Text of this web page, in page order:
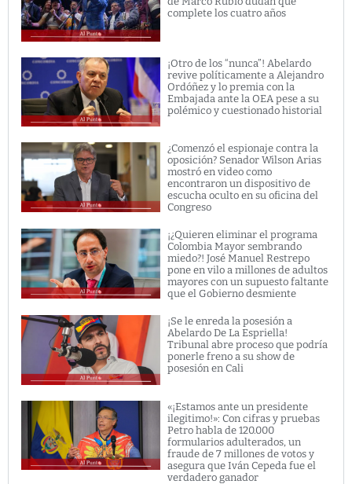
complete los cuatro años
¡Otro de los “nunca”! Abelardo
revive políticamente a Alejandro
Ordóñez y lo premia con la
Embajada ante la OEA pese a su
polémico y cuestionado historial
¿Comenzó el espionaje contra la
oposición? Senador Wilson Arias
mostró en video como
encontraron un dispositivo de
escucha oculto en su oficina del
Congreso
¡¿Quieren eliminar el programa
Colombia Mayor sembrando
miedo?! José Manuel Restrepo
pone en vilo a millones de adultos
mayores con un supuesto faltante
que el Gobierno desmiente
¡Se le enreda la posesión a
Abelardo De La Espriella!
Tribunal abre proceso que podría
ponerle freno a su show de
posesión en Cali
«¡Estamos ante un presidente
ilegitimo!»: Con cifras y pruebas
Petro habla de 120.000
formularios adulterados, un
fraude de 7 millones de votos y
asegura que Iván Cepeda fue el
verdadero ganador